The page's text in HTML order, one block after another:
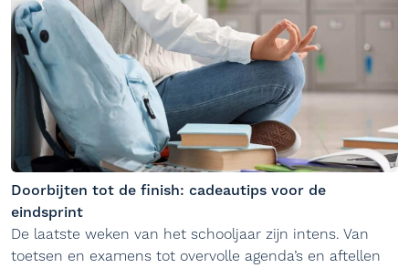
Doorbijten tot de finish: cadeautips voor de
eindsprint
De laatste weken van het schooljaar zijn intens. Van
toetsen en examens tot overvolle agenda’s en aftellen